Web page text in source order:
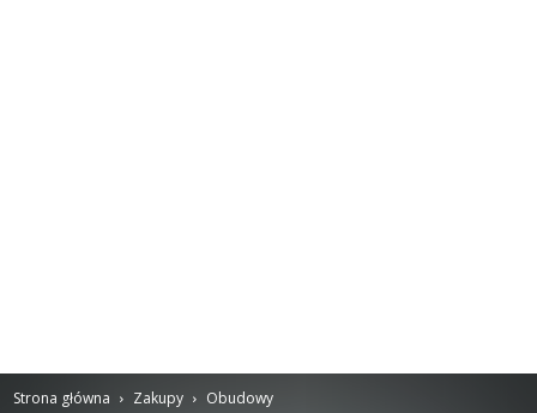
Strona główna Zakupy Obudowy